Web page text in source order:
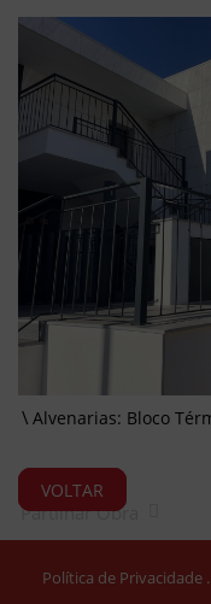
Alvenarias: Bloco
VOLTAR
Partilhar Obra
Política de Privacidade